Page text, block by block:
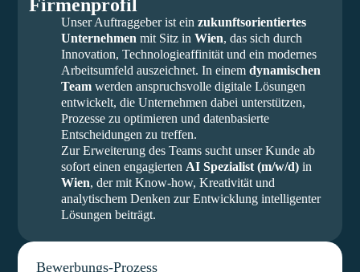
Firmenprofil
Unser Auftraggeber ist ein zukunftsorientiertes
Unternehmen mit Sitz in Wien, das sich durch
Innovation, Technologieaffinität und ein modernes
Arbeitsumfeld auszeichnet. In einem dynamischen
Teamwerden anspruchsvolle digitale Lösungen
entwickelt, die Unternehmen dabei unterstützen,
Prozesse zu optimieren und datenbasierte
Entscheidungen zu treffen.
Zur Erweiterung des Teams sucht unser Kunde ab
sofort einen engagierten AI Spezialist (m/w/d)in
Wien, der mit Know-how, Kreativität und
analytischem Denken zur Entwicklung intelligenter
Lösungen beiträgt.
Bewerbungs-Prozess